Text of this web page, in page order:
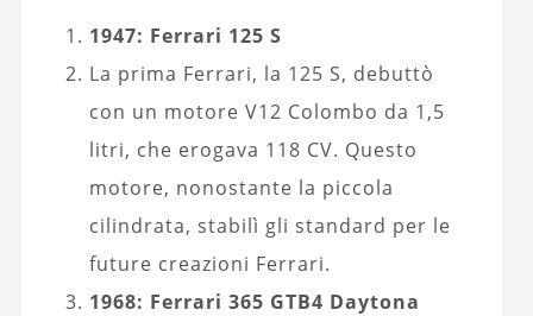
1947: Ferrari 125 S
La prima Ferrari, la 125 S, debuttò
con un motore V12 Colombo da 1,5
litri, che erogava 118 CV. Questo
motore, nonostante la piccola
cilindrata, stabilì gli standard per le
future creazioni Ferrari.
1968: Ferrari 365 GTB4 Daytona